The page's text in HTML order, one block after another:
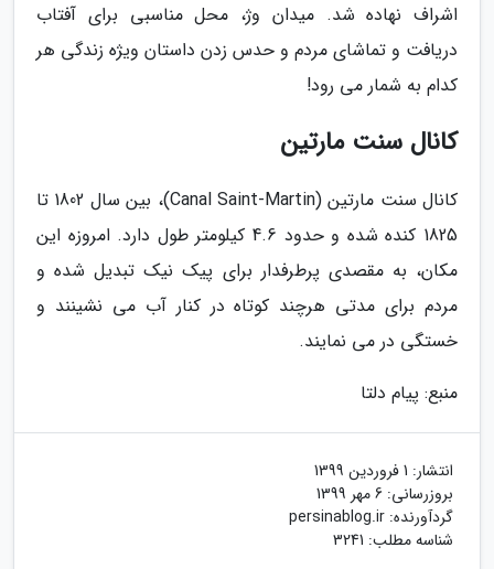
اشراف نهاده شد. میدان وژ، محل مناسبی برای آفتاب
دریافت و تماشای مردم و حدس زدن داستان ویژه زندگی هر
کدام به شمار می رود!
کانال سنت مارتین
کانال سنت مارتین (Canal Saint-Martin)، بین سال 1802 تا
1825 کنده شده و حدود 4.6 کیلومتر طول دارد. امروزه این
مکان، به مقصدی پرطرفدار برای پیک نیک تبدیل شده و
مردم برای مدتی هرچند کوتاه در کنار آب می نشینند و
خستگی در می نمایند.
منبع: پیام دلتا
انتشار: 1 فروردین 1399
بروزرسانی: 6 مهر 1399
گردآورنده: persinablog.ir
شناسه مطلب: 3241